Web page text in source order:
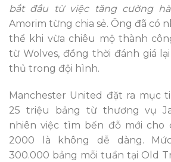
bắt đầu từ việc tăng cường
Amorim từng chia sẻ. Ông đã có
thể khi vừa chiêu mộ thành
từ Wolves, đồng thời đánh giá
thủ trong đội hình.
Manchester United đặt ra mục
25 triệu bảng từ thương vụ
nhiên việc tìm bến đỗ mới cho
2000 là không dễ dàng.
300.000 bảng mỗi tuần tại Old